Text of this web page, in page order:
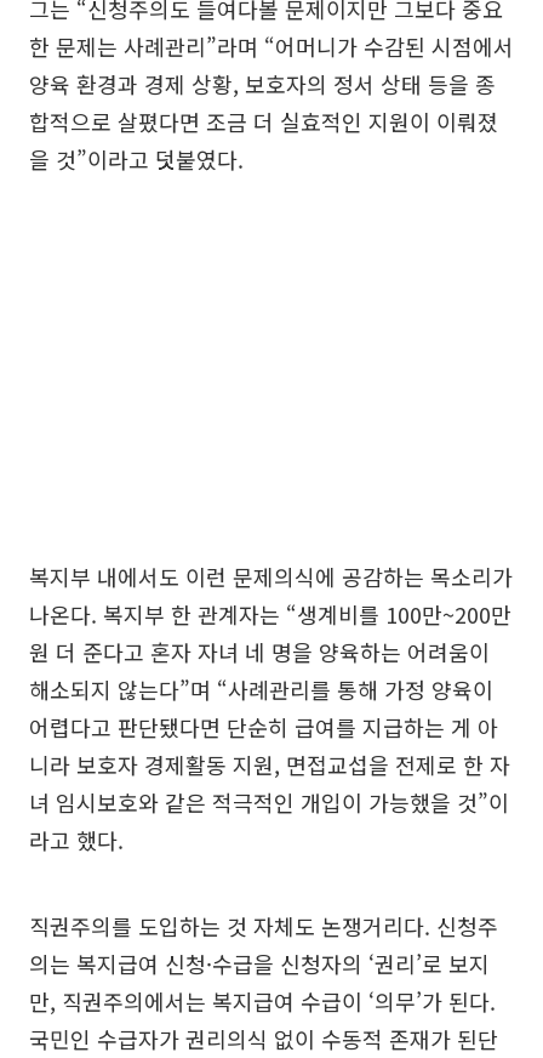
그는 “신청주의도 들여다볼 문제이지만 그보다 중요
한 문제는 사례관리”라며 “어머니가 수감된 시점에서
양육 환경과 경제 상황, 보호자의 정서 상태 등을 종
합적으로 살폈다면 조금 더 실효적인 지원이 이뤄졌
을 것”이라고 덧붙였다.
복지부 내에서도 이런 문제의식에 공감하는 목소리가
나온다. 복지부 한 관계자는 “생계비를 100만~200만
원 더 준다고 혼자 자녀 네 명을 양육하는 어려움이
해소되지 않는다”며 “사례관리를 통해 가정 양육이
어렵다고 판단됐다면 단순히 급여를 지급하는 게 아
니라 보호자 경제활동 지원, 면접교섭을 전제로 한 자
녀 임시보호와 같은 적극적인 개입이 가능했을 것”이
라고 했다.
직권주의를 도입하는 것 자체도 논쟁거리다. 신청주
의는 복지급여 신청·수급을 신청자의 ‘권리’로 보지
만, 직권주의에서는 복지급여 수급이 ‘의무’가 된다.
국민인 수급자가 권리의식 없이 수동적 존재가 된단